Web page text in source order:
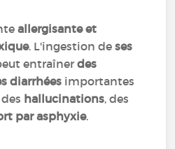
allergisante et
. L'ingestion de ses
entraînerdes
diarrhées importantes
hallucinations, des
par asphyxie.